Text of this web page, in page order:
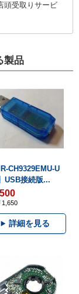
頭受取りサービ
製品
CH9329EMU-U
USB接続版...
1,650
詳細を見る